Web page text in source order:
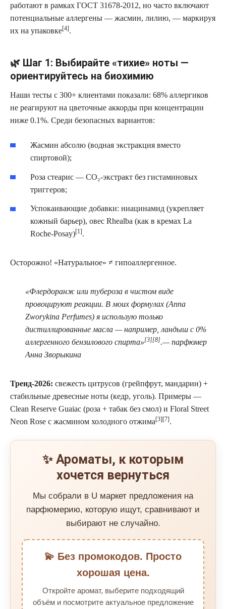
работают в рамках ГОСТ 31678-2012, но часто включают
потенциальные аллергены — жасмин, лилию, — маркируя
их на упаковке[4].
🌿 Шаг 1: Выбирайте «тихие» ноты —
ориентируйтесь на биохимию
Наши тесты с 300+ клиентами показали: 68% аллергиков
не реагируют на цветочные аккорды при концентрации
ниже 0.1%. Среди безопасных вариантов:
Жасмин абсолю (водная экстракция вместо
спиртовой);
Роза стеарис — СО₂-экстракт без гистаминовых
триггеров;
Успокаивающие добавки: ниацинамид (укрепляет
кожный барьер), овес Rhealba (как в кремах La
Roche-Posay)[1].
Осторожно! «Натуральное» ≠ гипоаллергенное.
«Флердоранж или тубероза в чистом виде
провоцируют реакции. В моих формулах (Anna
Zworykina Perfumes) я использую только
дистиллированные масла — например, ландыш с 0%
аллергенного бензилового спирта»[3][8].— парфюмер
Анна Зворыкина
Тренд-2026: свежесть цитрусов (грейпфрут, мандарин) +
стабильные древесные ноты (кедр, уголь). Примеры —
Clean Reserve Guaiac (роза + табак без смол) и Floral Street
Neon Rose с жасмином холодного отжима[3][7].
✨ Ароматы, к которым
хочется вернуться
Мы собрали в U маркет предложения на
парфюмерию, которую ищут, сравнивают и
выбирают не случайно.
💫 Без промокодов. Просто
хорошая цена.
Откройте аромат, выберите подходящий
объём и посмотрите актуальное предложение